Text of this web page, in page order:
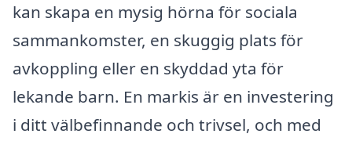
kan skapa en mysig hörna för sociala
sammankomster, en skuggig plats för
avkoppling eller en skyddad yta för
lekande barn. En markis är en investering
i ditt välbefinnande och trivsel, och med